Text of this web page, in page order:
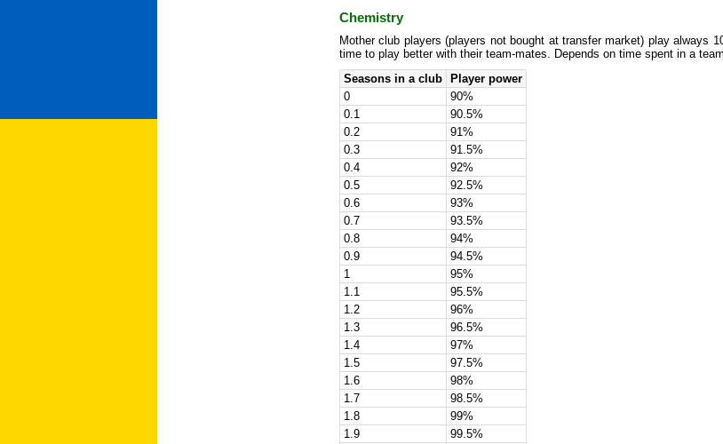
Chemistry
Mother club players (players not bought at transfer market) play always
time to play better with their team-mates. Depends on time spent in a
Seasons in a club
Player power
0
90%
0.1
90.5%
0.2
91%
0.3
91.5%
0.4
92%
0.5
92.5%
0.6
93%
0.7
93.5%
0.8
94%
0.9
94.5%
1
95%
1.1
95.5%
1.2
96%
1.3
96.5%
1.4
97%
1.5
97.5%
1.6
98%
1.7
98.5%
1.8
99%
1.9
99.5%